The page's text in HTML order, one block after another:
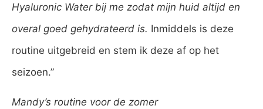
Hyaluronic Water bij me zodat mijn huid altijd en
overal goed gehydrateerd is. Inmiddels is deze
routine uitgebreid en stem ik deze af op het
seizoen.”
Mandy’s routine voor de zomer